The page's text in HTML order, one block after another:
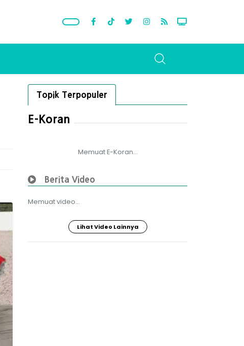
Topik Terpopuler
E-Koran
Memuat E-Koran...
Berita Video
Memuat video...
Lihat Video Lainnya